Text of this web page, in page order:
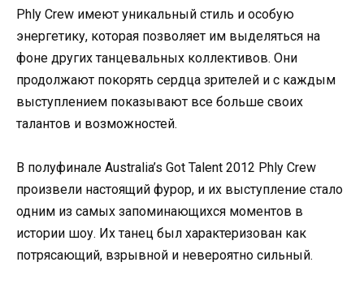
Phly Crew имеют уникальный стиль и особую
энергетику, которая позволяет им выделяться на
фоне других танцевальных коллективов. Они
продолжают покорять сердца зрителей и с каждым
выступлением показывают все больше своих
талантов и возможностей.
В полуфинале Australia’s Got Talent 2012 Phly Crew
произвели настоящий фурор, и их выступление стало
одним из самых запоминающихся моментов в
истории шоу. Их танец был характеризован как
потрясающий, взрывной и невероятно сильный.